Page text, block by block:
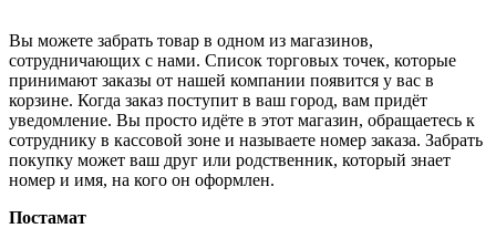
Вы можете забрать товар в одном из магазинов,
сотрудничающих с нами. Список торговых точек, которые
принимают заказы от нашей компании появится у вас в
корзине. Когда заказ поступит в ваш город, вам придёт
уведомление. Вы просто идёте в этот магазин, обращаетесь к
сотруднику в кассовой зоне и называете номер заказа. Забрать
покупку может ваш друг или родственник, который знает
номер и имя, на кого он оформлен.
Постамат